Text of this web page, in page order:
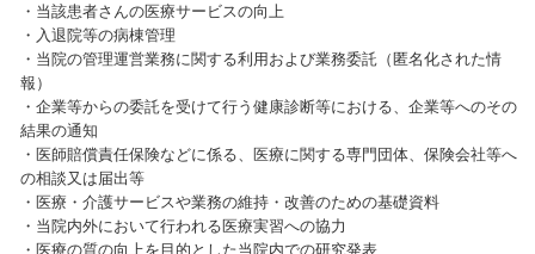
・当該患者さんの医療サービスの向上
・入退院等の病棟管理
・当院の管理運営業務に関する利用および業務委託（匿名化された情
報）
・企業等からの委託を受けて行う健康診断等における、企業等へのその
結果の通知
・医師賠償責任保険などに係る、医療に関する専門団体、保険会社等へ
の相談又は届出等
・医療・介護サービスや業務の維持・改善のための基礎資料
・当院内外において行われる医療実習への協力
・医療の質の向上を目的とした当院内での研究発表